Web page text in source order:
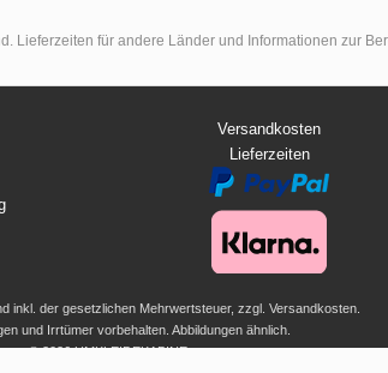
Lieferzeiten für andere Länder und Informationen zur
Versandkosten
Lieferzeiten
inkl. der gesetzlichen Mehrwertsteuer, zzgl. Versandkosten.
und Irrtümer vorbehalten. Abbildungen ähnlich.
© 2026 UMKLEIDEKABINE.net